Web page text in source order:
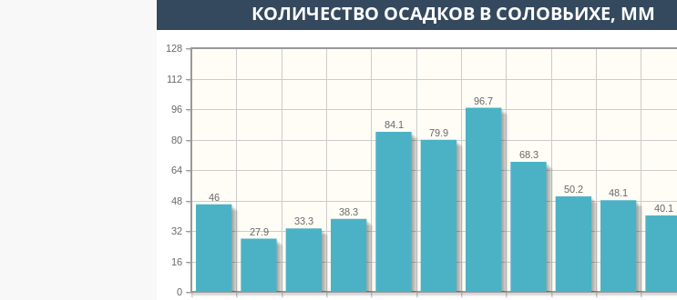
КОЛИЧЕСТВО ОСАДКОВ В СОЛОВЬИХЕ, ММ
0
16
32
48
64
80
96
112
128
40.1
48.1
50.2
68.3
96.7
79.9
84.1
38.3
33.3
27.9
46